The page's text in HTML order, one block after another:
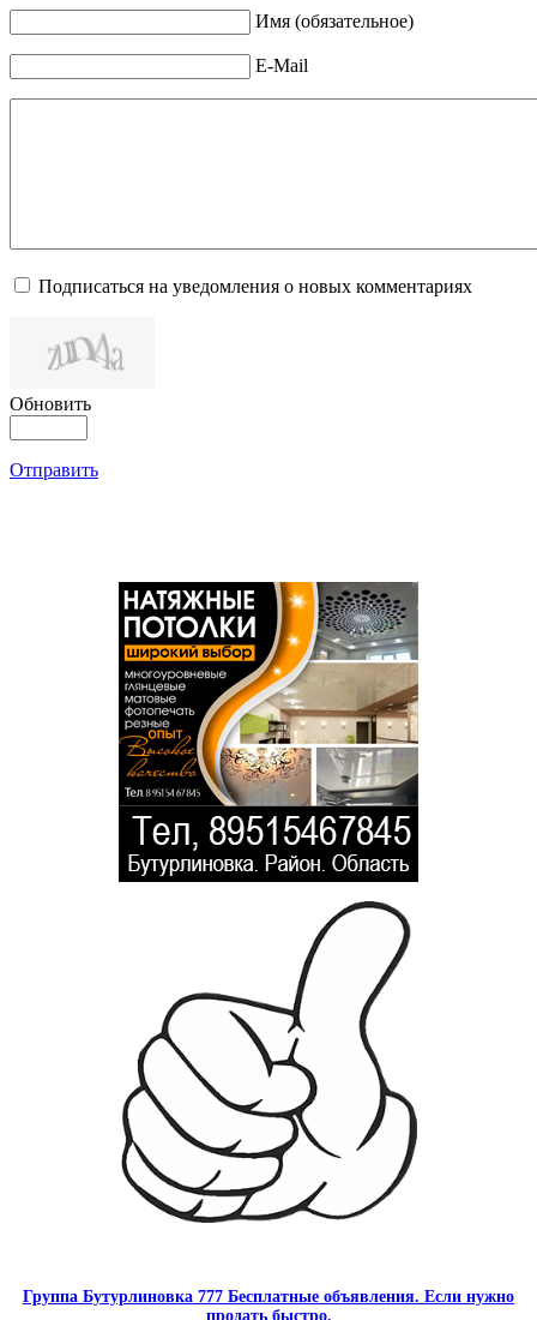
Имя (обязательное)
E-Mail
Подписаться на уведомления о новых комментариях
Обновить
Отправить
Группа Бутурлиновка 777 Бесплатные объявления. Если нужно
продать быстро.